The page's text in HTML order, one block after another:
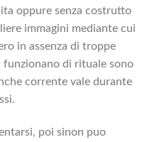
oppure senza costrutto
immagini mediante cui
in assenza di troppe
funzionano di rituale sono
corrente vale durante
poi sinon puo